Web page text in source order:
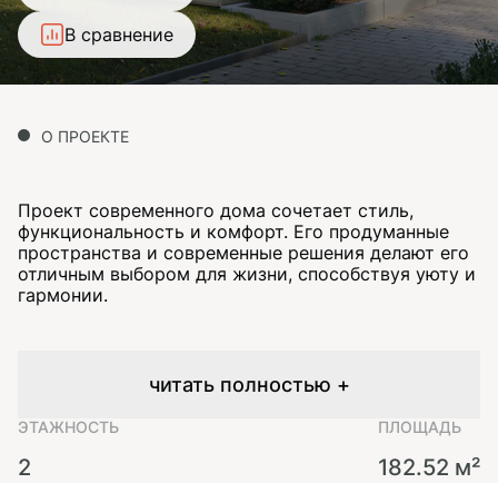
В сравнение
О ПРОЕКТЕ
Проект современного дома сочетает стиль,
функциональность и комфорт. Его продуманные
пространства и современные решения делают его
отличным выбором для жизни, способствуя уюту и
гармонии.
читать полностью +
ЭТАЖНОСТЬ
2
ПЛОЩАДЬ
182.52 м²